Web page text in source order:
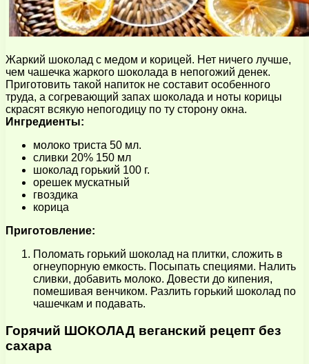
Жаркий шоколад с медом и корицей. Нет ничего лучше,
чем чашечка жаркого шоколада в непогожий денек.
Приготовить такой напиток не составит особенного
труда, а согревающий запах шоколада и ноты корицы
скрасят всякую непогодицу по ту сторону окна.
Ингредиенты:
молоко триста 50 мл.
сливки 20% 150 мл
шоколад горький 100 г.
орешек мускатный
гвоздика
корица
Приготовление:
Поломать горький шоколад на плитки, сложить в
огнеупорную емкость. Посыпать специями. Налить
сливки, добавить молоко. Довести до кипения,
помешивая венчиком. Разлить горький шоколад по
чашечкам и подавать.
Горячий ШОКОЛАД веганский рецепт без
сахара